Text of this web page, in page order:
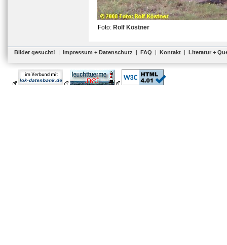
Foto: Rolf Köstner
Bilder gesucht! | Impressum + Datenschutz | FAQ | Kontakt | Literatur +